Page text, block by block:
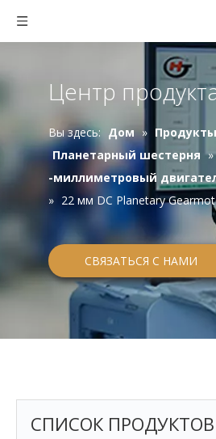
Центр
Вы здесь: Дом » Продукты
Планетарный шестерня »
-миллиметровый
» 22 мм DC Planetary
СВЯЗАТЬСЯ С НАМИ
СПИСОК ПРОДУКТОВ